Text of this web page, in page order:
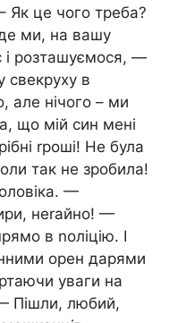
Як це чого треба?
ми, на вашу
розташуємося, —
свекруху в
але нічого – ми
що мій син мені
rроші! Не була
так не зробила!
—
неrайно! —
в nоліцію. І
орен дарями
уваги на
Пішли, любий,